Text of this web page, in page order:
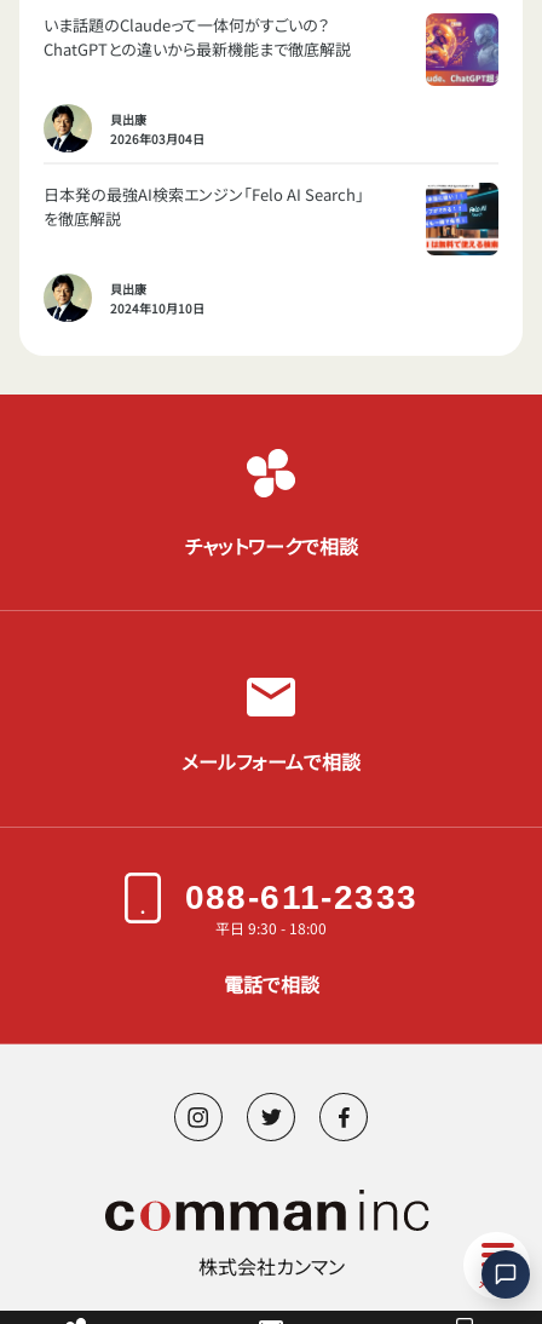
いま話題のClaudeって一体何がすごいの？
ChatGPTとの違いから最新機能まで徹底解説
貝出康
2026年03月04日
日本発の最強AI検索エンジン「Felo AI Search」
を徹底解説
貝出康
2024年10月10日
チャットワークで相談
メールフォームで相談
088-611-2333
平日 9:30 - 18:00
電話で相談
株式会社カンマン